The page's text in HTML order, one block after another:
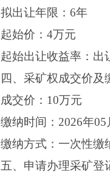
拟出让年限：6年
起始价：4万元
起始出让收益率：
四、采矿权成交价及
成交价：10万元
缴纳时间：2026年05
缴纳方式：一次性缴
五、申请办理采矿登